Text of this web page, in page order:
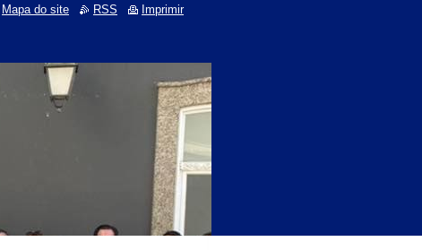
Mapa do site RSS Imprimir